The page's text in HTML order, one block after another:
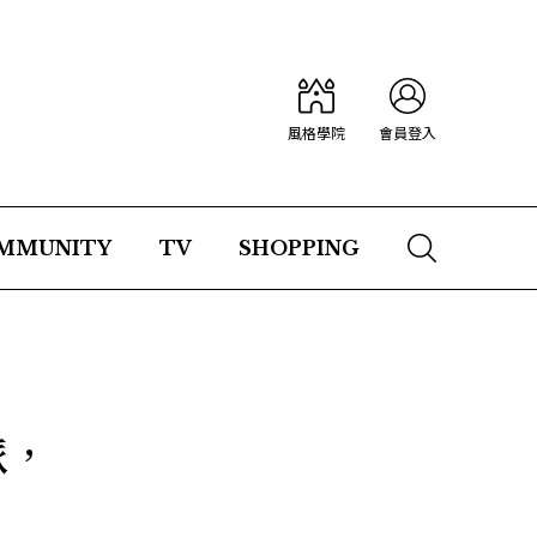
風格學院 會員登入
TV SHOPPING